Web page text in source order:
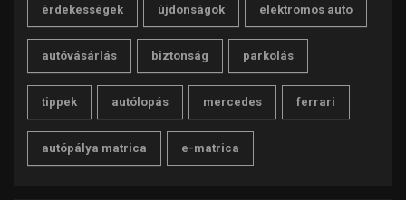
érdekességek újdonságok elektromos auto
autóvásárlás biztonság parkolás
tippek autólopás mercedes ferrari
autópálya matrica e-matrica